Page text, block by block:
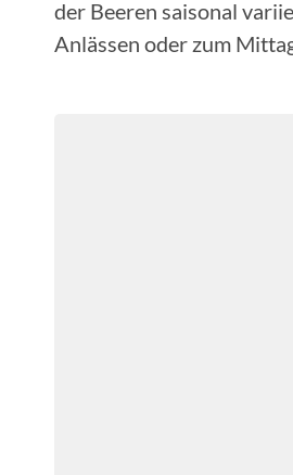
der Beeren saisonal
Anlässen oder zum